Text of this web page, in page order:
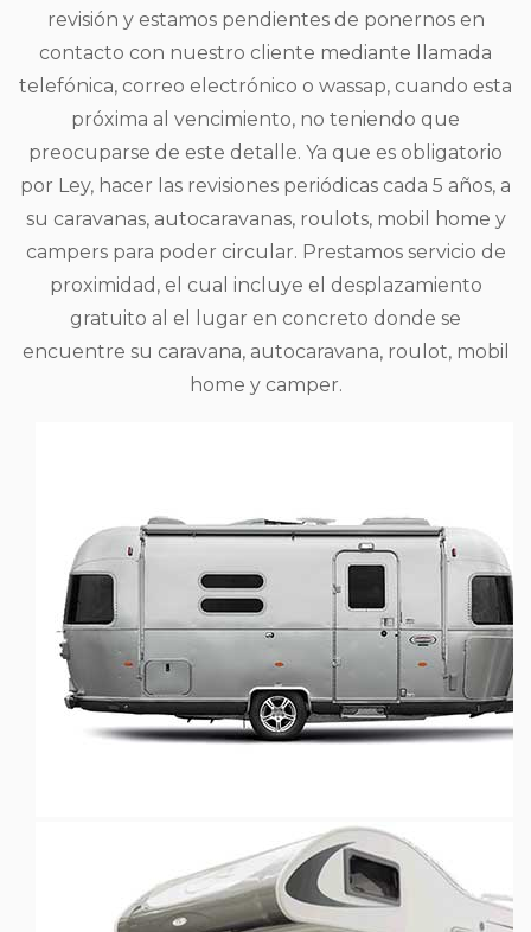
revisión y estamos pendientes de ponernos en
contacto con nuestro cliente mediante llamada
telefónica, correo electrónico o wassap, cuando esta
próxima al vencimiento, no teniendo que
preocuparse de este detalle. Ya que es obligatorio
por Ley, hacer las revisiones periódicas cada 5 años, a
su caravanas, autocaravanas, roulots, mobil home y
campers para poder circular. Prestamos servicio de
proximidad, el cual incluye el desplazamiento
gratuito al el lugar en concreto donde se
encuentre su caravana, autocaravana, roulot, mobil
home y camper.